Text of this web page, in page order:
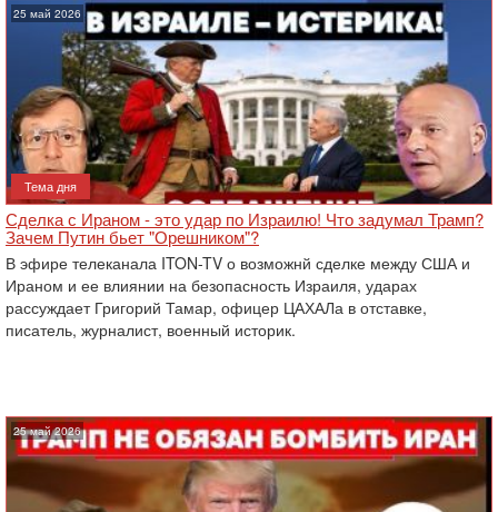
25 май 2026
Тема дня
Сделка с Ираном - это удар по Израилю! Что задумал Трамп?
Зачем Путин бьет "Орешником"?
В эфире телеканала ITON-TV о возможнй сделке между США и
Ираном и ее влиянии на безопасность Израиля, ударах
рассуждает Григорий Тамар, офицер ЦАХАЛа в отставке,
писатель, журналист, военный историк.
25 май 2026